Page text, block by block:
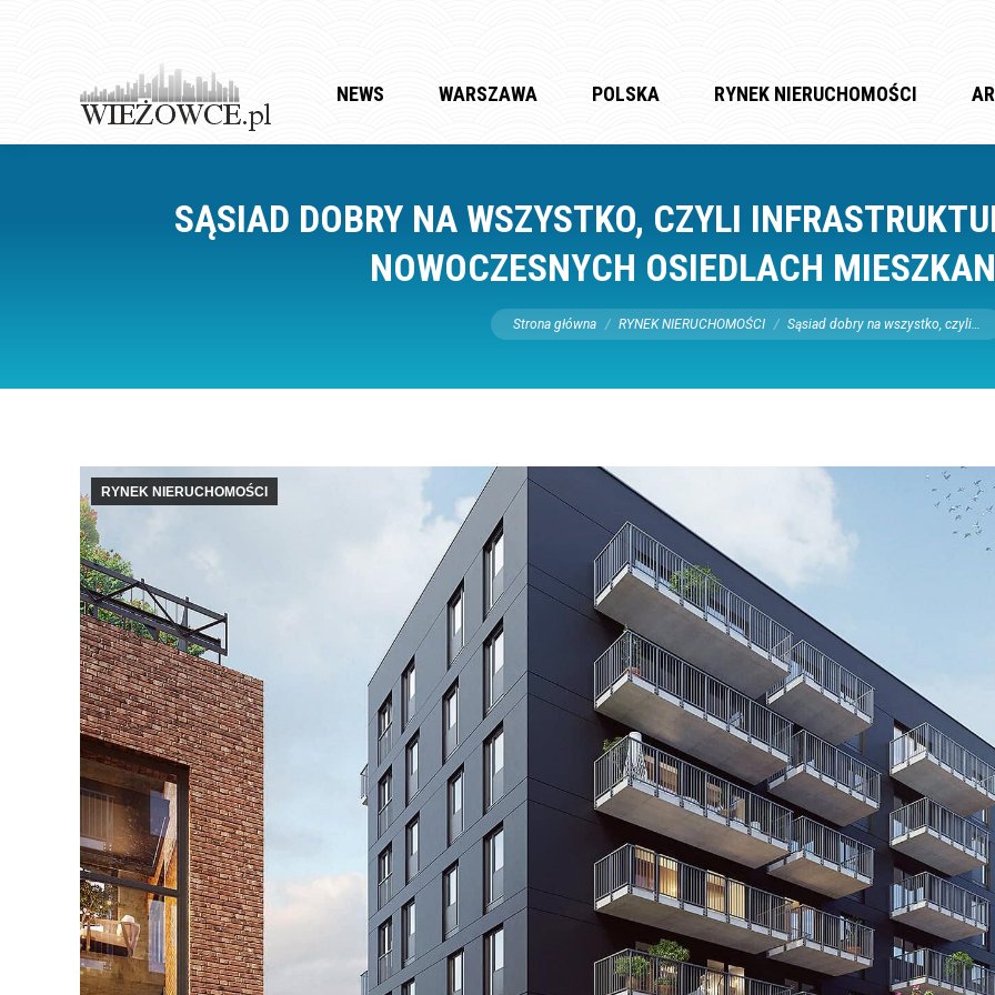
NEWS WARSZAWA POLSKA RYNEK NIERUCHOMOŚCI
SĄSIAD DOBRY NA WSZYSTKO, CZYLI
NOWOCZESNYCH OSIEDLACH
Jesteś tutaj:
Strona główna RYNEK NIERUCHOMOŚCI Sąsiad dobry na wszystko, czyli…
RYNEK NIERUCHOMOŚCI